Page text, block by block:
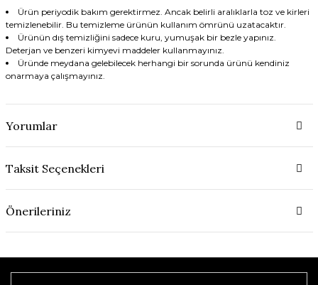
Ürün periyodik bakım gerektirmez. Ancak belirli aralıklarla toz ve kirleri
temizlenebilir. Bu temizleme ürünün kullanım ömrünü uzatacaktır.
Ürünün dış temizliğini sadece kuru, yumuşak bir bezle yapınız.
Deterjan ve benzeri kimyevi maddeler kullanmayınız.
Üründe meydana gelebilecek herhangi bir sorunda ürünü kendiniz
onarmaya çalışmayınız.
Yorumlar
Taksit Seçenekleri
Önerileriniz